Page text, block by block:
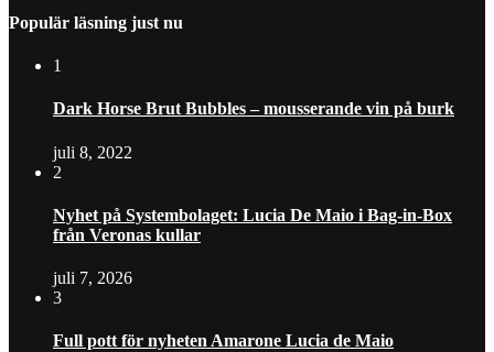
Populär läsning just nu
1
Dark Horse Brut Bubbles – mousserande vin på burk
juli 8, 2022
2
Nyhet på Systembolaget: Lucia De Maio i Bag-in-Box
från Veronas kullar
juli 7, 2026
3
Full pott för nyheten Amarone Lucia de Maio